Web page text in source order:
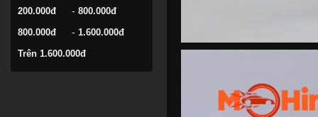
200.000đ
- 800.000đ
800.000đ
- 1.600.000đ
Trên 1.600.000đ